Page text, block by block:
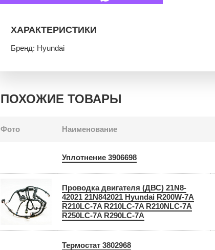
ХАРАКТЕРИСТИКИ
Бренд: Hyundai
ПОХОЖИЕ ТОВАРЫ
Фото Наименование
Уплотнение 3906698
Проводка двигателя (ДВС) 21N8-
42021 21N842021 Hyundai R200W-7A
R210LC-7A R210LC-7A R210NLC-7A
R250LC-7A R290LC-7A
Термостат 3802968